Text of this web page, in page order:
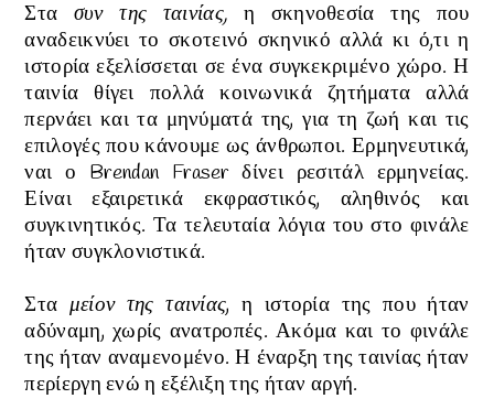
Στα συν της ταινίας, η σκηνοθεσία της που
αναδεικνύει το σκοτεινό σκηνικό αλλά κι ό,τι η
ιστορία εξελίσσεται σε ένα συγκεκριμένο χώρο. Η
ταινία θίγει πολλά κοινωνικά ζητήματα αλλά
περνάει και τα μηνύματά της, για τη ζωή και τις
επιλογές που κάνουμε ως άνθρωποι. Ερμηνευτικά,
ναι ο Brendan Fraser δίνει ρεσιτάλ ερμηνείας.
Είναι εξαιρετικά εκφραστικός, αληθινός και
συγκινητικός. Τα τελευταία λόγια του στο φινάλε
ήταν συγκλονιστικά.
Στα μείον της ταινίας, η ιστορία της που ήταν
αδύναμη, χωρίς ανατροπές. Ακόμα και το φινάλε
της ήταν αναμενομένο. Η έναρξη της ταινίας ήταν
περίεργη ενώ η εξέλιξη της ήταν αργή.